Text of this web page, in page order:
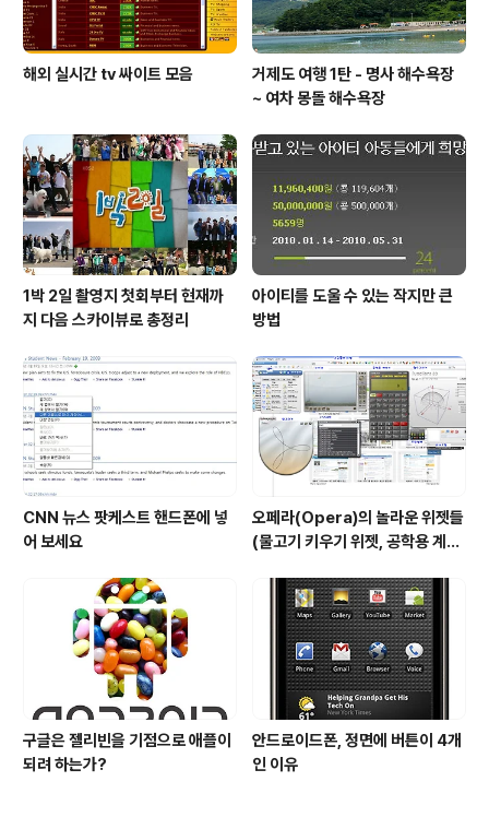
해외 실시간 tv 싸이트 모음
거제도 여행 1탄 - 명사 해수욕장
~ 여차 몽돌 해수욕장
1박 2일 촬영지 첫회부터 현재까
지 다음 스카이뷰로 총정리
아이티를 도울 수 있는 작지만 큰
방법
CNN 뉴스 팟케스트 핸드폰에 넣
어 보세요
오페라(Opera)의 놀라운 위젯들
(물고기 키우기 위젯, 공학용 계산
구글은 젤리빈을 기점으로 애플이
되려 하는가?
안드로이드폰, 정면에 버튼이 4개
인 이유